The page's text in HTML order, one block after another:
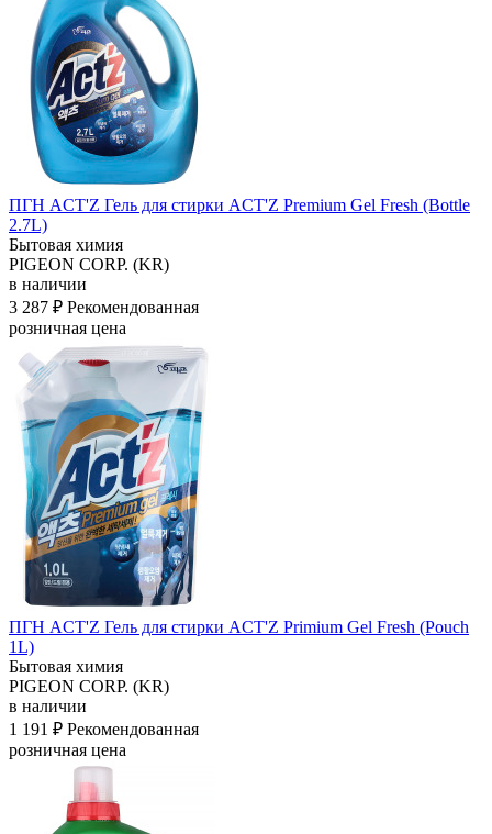
ПГН ACT'Z Гель для стирки ACT'Z Premium Gel Fresh (Bottle
2.7L)
Бытовая химия
PIGEON CORP. (KR)
в наличии
3 287 ₽ Рекомендованная
розничная цена
ПГН ACT'Z Гель для стирки ACT'Z Primium Gel Fresh (Pouch
1L)
Бытовая химия
PIGEON CORP. (KR)
в наличии
1 191 ₽ Рекомендованная
розничная цена